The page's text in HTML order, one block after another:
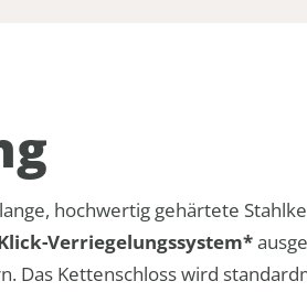
hochwertig gehärtete
Verriegelungssystem*
Das Kettenschloss wird